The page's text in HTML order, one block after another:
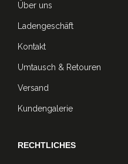
Über uns
Ladengeschäft
Kontakt
Umtausch & Retouren
Versand
Kundengalerie
RECHTLICHES